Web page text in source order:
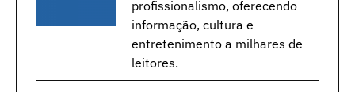
profissionalismo, oferecendo
informação, cultura e
entretenimento a milhares de
leitores.